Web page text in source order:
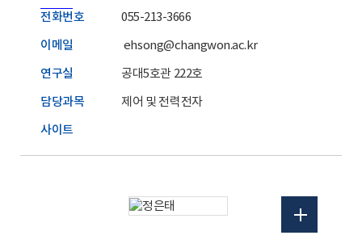
전화번호 055-213-3666
이메일 ehsong@changwon.ac.kr
연구실 공대5호관 222호
담당과목 제어 및 전력전자
사이트